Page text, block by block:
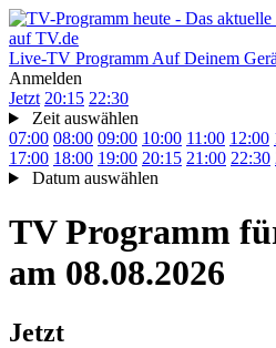
Live-TV Programm Auf Deinem
Anmelden
Jetzt 20:15 22:30
Zeit auswählen
07:00 08:00 09:00 10:00 11:00 12:00
17:00 18:00 19:00 20:15 21:00 22:30
Datum auswählen
TV Programm
am 08.08.2026
Jetzt